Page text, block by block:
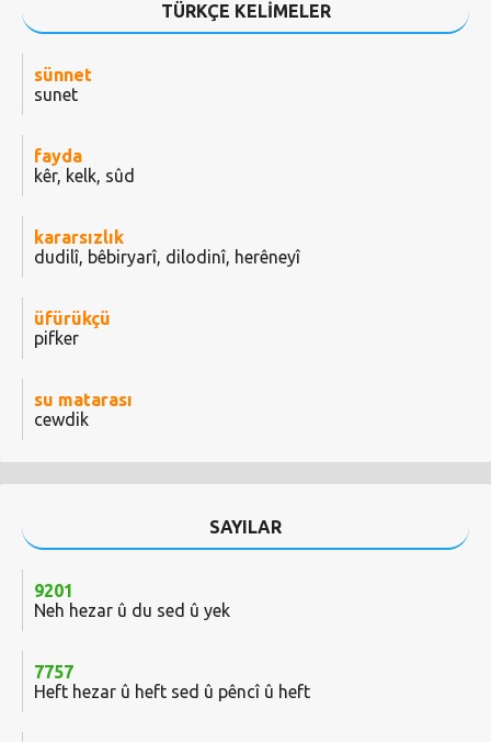
TÜRKÇE KELİMELER
sünnet
sunet
fayda
kêr, kelk, sûd
kararsızlık
dudilî, bêbiryarî, dilodinî, herêneyî
üfürükçü
pifker
su matarası
cewdik
SAYILAR
9201
Neh hezar û du sed û yek
7757
Heft hezar û heft sed û pêncî û heft